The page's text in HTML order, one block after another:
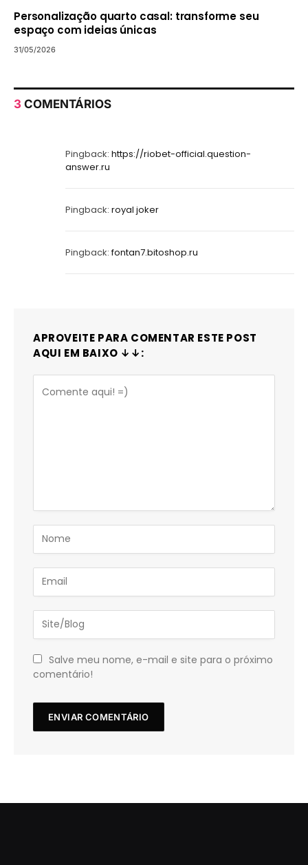
Personalização quarto casal: transforme seu
espaço com ideias únicas
31/05/2026
3 COMENTÁRIOS
Pingback: https://riobet-official.question-
answer.ru
Pingback: royal joker
Pingback:fontan7.bitoshop.ru
APROVEITE PARA COMENTAR ESTE POST
AQUI EM BAIXO ↓↓:
Salve meu nome, e-mail e site para o próximo
comentário!